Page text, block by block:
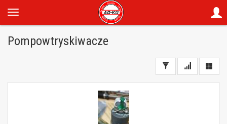
Pompowtryskiwacze